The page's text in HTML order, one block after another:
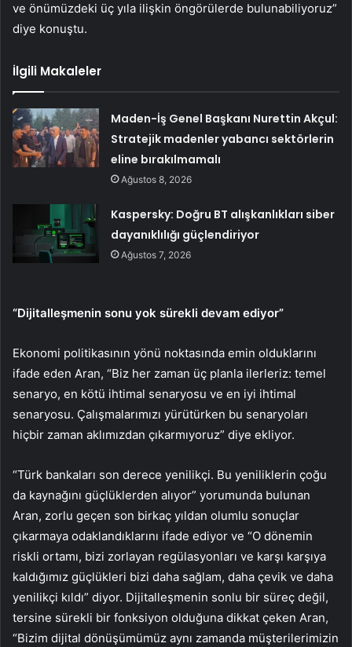
ve önümüzdeki üç yıla ilişkin öngörülerde bulunabiliyoruz”
diye konuştu.
İlgili Makaleler
Maden-İş Genel Başkanı Nurettin Akçul:
Stratejik madenler yabancı sektörlerin
eline bırakılmamalı
Ağustos 8, 2026
Kaspersky: Doğru BT alışkanlıkları siber
dayanıklılığı güçlendiriyor
Ağustos 7, 2026
“Dijitalleşmenin sonu yok sürekli devam ediyor”
Ekonomi politikasının yönü noktasında emin olduklarını
ifade eden Aran, “Biz her zaman üç planla ilerleriz: temel
senaryo, en kötü ihtimal senaryosu ve en iyi ihtimal
senaryosu. Çalışmalarımızı yürütürken bu senaryoları
hiçbir zaman aklımızdan çıkarmıyoruz” diye ekliyor.
“Türk bankaları son derece yenilikçi. Bu yeniliklerin çoğu
da kaynağını güçlüklerden alıyor” yorumunda bulunan
Aran, zorlu geçen son birkaç yıldan olumlu sonuçlar
çıkarmaya odaklandıklarını ifade ediyor ve “O dönemin
riskli ortamı, bizi zorlayan regülasyonları ve karşı karşıya
kaldığımız güçlükleri bizi daha sağlam, daha çevik ve daha
yenilikçi kıldı” diyor. Dijitalleşmenin sonlu bir süreç değil,
tersine sürekli bir fonksiyon olduğuna dikkat çeken Aran,
“Bizim dijital dönüşümümüz aynı zamanda müşterilerimizin